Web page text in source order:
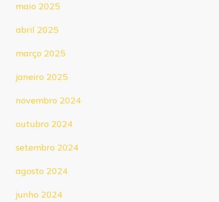
maio 2025
abril 2025
março 2025
janeiro 2025
novembro 2024
outubro 2024
setembro 2024
agosto 2024
junho 2024